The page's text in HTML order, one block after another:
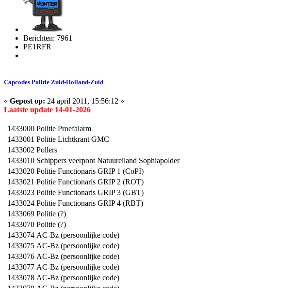
Berichten: 7961
PE1RFR
Capcodes Politie Zuid-Holland-Zuid
« Gepost op: 24 april 2011, 15:56:12 »
Laatste update 14-01-2026
1433000 Politie Proefalarm
1433001 Politie Lichtkrant GMC
1433002 Pollers
1433010 Schippers veerpont Natuureiland Sophiapolder
1433020 Politie Functionaris GRIP 1 (CoPI)
1433021 Politie Functionaris GRIP 2 (ROT)
1433023 Politie Functionaris GRIP 3 (GBT)
1433024 Politie Functionaris GRIP 4 (RBT)
1433069 Politie (?)
1433070 Politie (?)
1433074 AC-Bz (persoonlijke code)
1433075 AC-Bz (persoonlijke code)
1433076 AC-Bz (persoonlijke code)
1433077 AC-Bz (persoonlijke code)
1433078 AC-Bz (persoonlijke code)